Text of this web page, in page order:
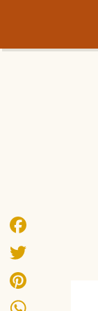
Facebook
Twitter
Pinterest